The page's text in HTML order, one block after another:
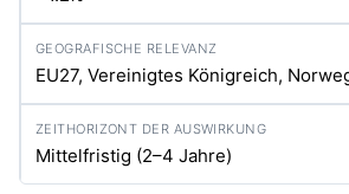
EU27, Vereinigtes Königreich,
Mittelfristig (2–4 Jahre)